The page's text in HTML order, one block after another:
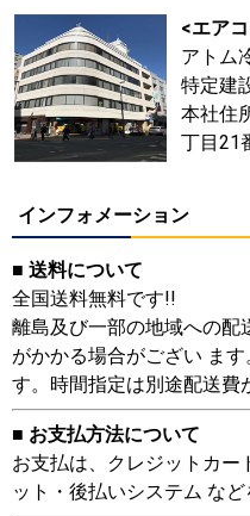
<エア
アトム
特定建
本社住
丁目21
インフォメーション
■ 送料について
全国送料無料です!!
離島及び一部の地域への配
がかかる場合がござい ま
す。時間指定は別途配送費
■ お支払方法について
お支払は、クレジットカー
ット・後払いシステム など